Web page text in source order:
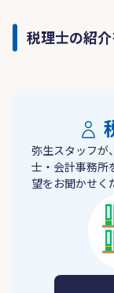
税理士の紹
弥生スタッフが
士・会計事務所
望をお聞かせく